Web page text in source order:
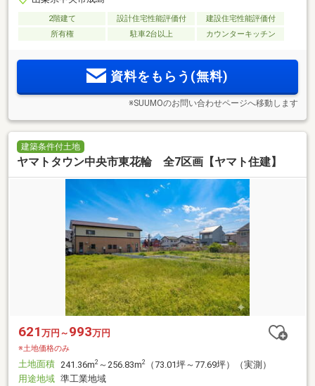
2階建て 設計住宅性能評価付
建設住宅性能評価付
所有権
駐車2台以上 カウンターキッチン
資料をもらう(無料)
※SUUMOのお問い合わせページへ移動します
建築条件付土地
ヤマトタウン中央市東花輪 全7区画【ヤマト住建】
621 万円～ 993万円
※土地価格のみ
土地面積 241.36m2 ～256.83m2
（73.01坪～77.69坪）（実測）
用途地域 準工業地域